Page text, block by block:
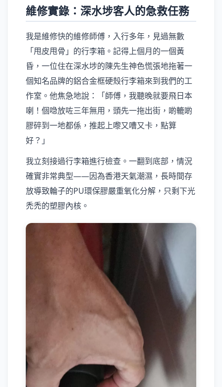
維修實錄：深水埗客人的急救任務
我是維修快的維修師傅，入行多年，見過無數
「甩皮甩骨」的行李箱。記得上個月的一個黃
昏，一位住在深水埗的陳先生神色慌張地拖著一
個知名品牌的鋁合金框硬殼行李箱來到我們的工
作室。他焦急地說：「師傅，我聽晚就要飛日本
喇！個喼放咗三年無用，頭先一拖出街，啲轆啲
膠碎到一地都係，推起上嚟又嘈又卡，點算
好？」
我立刻接過行李箱進行檢查。一翻到底部，情況
確實非常典型——因為香港天氣潮濕，長時間存
放導致輪子的PU環保膠嚴重氧化分解，只剩下光
禿禿的塑膠內核。